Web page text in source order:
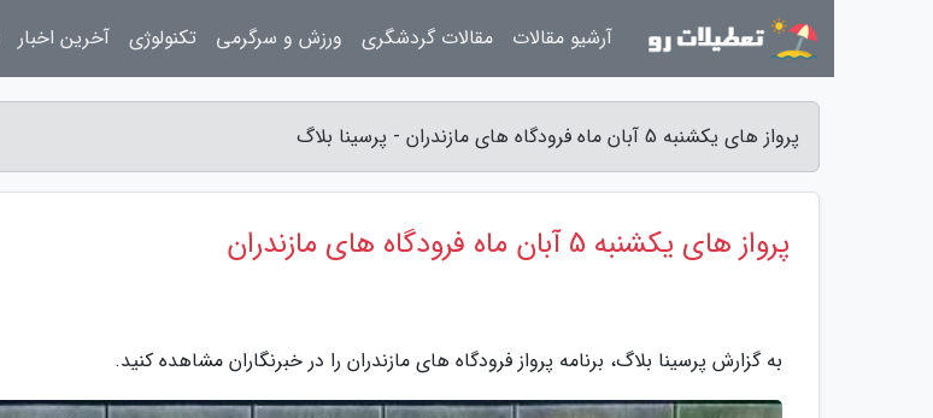
پرواز های یکشنبه 5 آبان ماه فرودگاه های مازندران - پرسینا بلاگ
پرواز های یکشنبه 5 آبان ماه فرودگاه های مازندران
به گزارش پرسینا بلاگ، برنامه پرواز فرودگاه های مازندران را در خبرنگاران مشاهده کنید.
آرشیو مقالات مقالات گردشگری ورزش و سرگرمی تکنولوژی آخرین اخبار